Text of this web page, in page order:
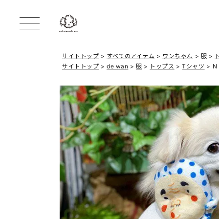
サイトトップ すべてのアイテム ワンちゃん 服
サイトトップ
de wan 服 トップス Tシャツ